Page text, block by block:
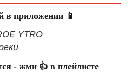
в приложении 📱
YTRO
- жми 👍 в плейлисте